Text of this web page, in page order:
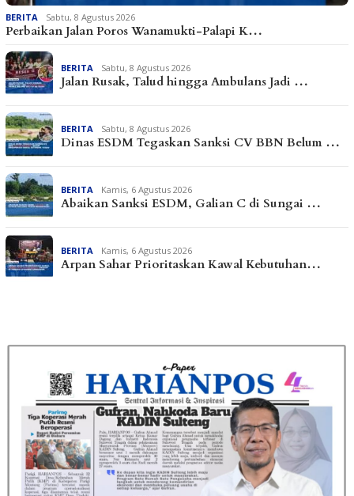
BERITA Sabtu, 8 Agustus 2026
Perbaikan Jalan Poros Wanamukti-Palapi K…
BERITA Sabtu, 8 Agustus 2026
Jalan Rusak, Talud hingga Ambulans Jadi …
BERITA Sabtu, 8 Agustus 2026
Dinas ESDM Tegaskan Sanksi CV BBN Belum …
BERITA Kamis, 6 Agustus 2026
Abaikan Sanksi ESDM, Galian C di Sungai …
BERITA Kamis, 6 Agustus 2026
Arpan Sahar Prioritaskan Kawal Kebutuhan…